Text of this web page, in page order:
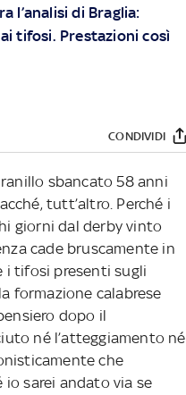
l’analisi di Braglia:
tifosi. Prestazioni così
CONDIVIDI
sbancato 58 anni
tutt’altro. Perché i
giorni dal derby vinto
cade bruscamente in
i tifosi presenti sugli
formazione calabrese
dopo il
né l’atteggiamento né
che
sarei andato via se